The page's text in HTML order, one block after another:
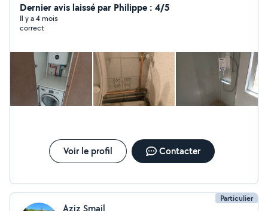
Dernier avis laissé par Philippe : 4/5
Il y a 4 mois
correct
Voir le profil Contacter
Particulier
Aziz Smail